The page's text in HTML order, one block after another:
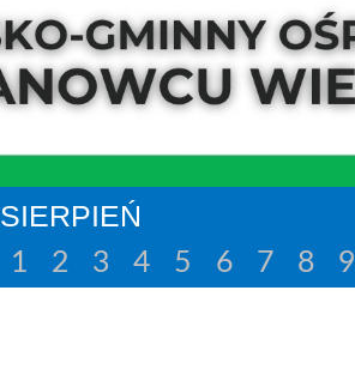
SIERPIEŃ
1 2 3 4 5 6 7 8 9